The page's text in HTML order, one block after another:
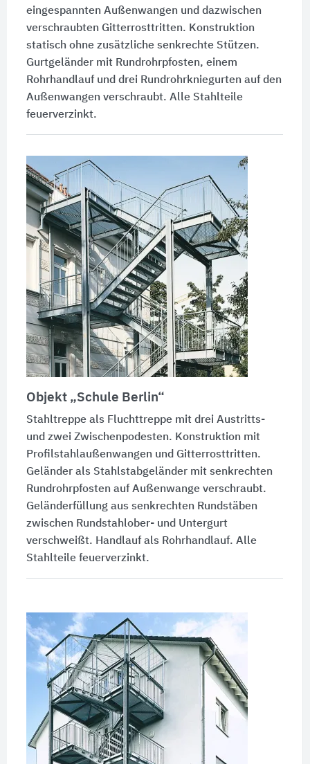
eingespannten Außenwangen und dazwischen
verschraubten Gitterrosttritten. Konstruktion
statisch ohne zusätzliche senkrechte Stützen.
Gurtgeländer mit Rundrohrpfosten, einem
Rohrhandlauf und drei Rundrohrkniegurten auf den
Außenwangen verschraubt. Alle Stahlteile
feuerverzinkt.
Objekt „Schule Berlin“
Stahltreppe als Fluchttreppe mit drei Austritts-
und zwei Zwischenpodesten. Konstruktion mit
Profilstahlaußenwangen und Gitterrosttritten.
Geländer als Stahlstabgeländer mit senkrechten
Rundrohrpfosten auf Außenwange verschraubt.
Geländerfüllung aus senkrechten Rundstäben
zwischen Rundstahlober- und Untergurt
verschweißt. Handlauf als Rohrhandlauf. Alle
Stahlteile feuerverzinkt.